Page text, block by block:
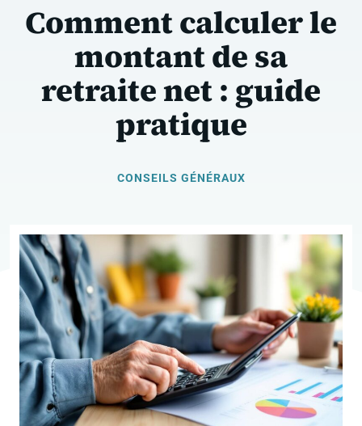
Comment calculer le
montant de sa
retraite net : guide
pratique
CONSEILS GÉNÉRAUX